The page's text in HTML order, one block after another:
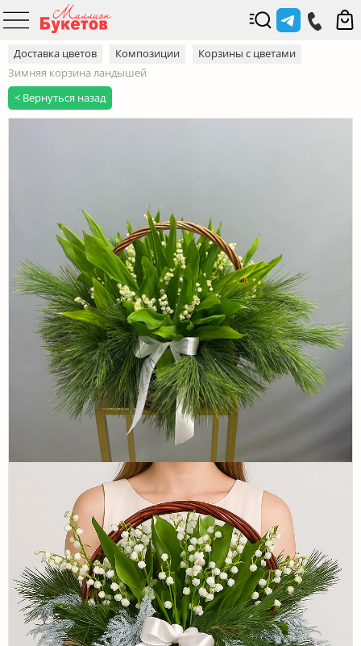
Доставка цветов Композиции
Корзины с цветами
Зимняя корзина ландышей
< Вернуться назад